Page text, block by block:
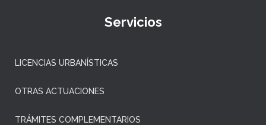
Servicios
LICENCIAS URBANÍSTICAS
OTRAS ACTUACIONES
TRÁMITES COMPLEMENTARIOS